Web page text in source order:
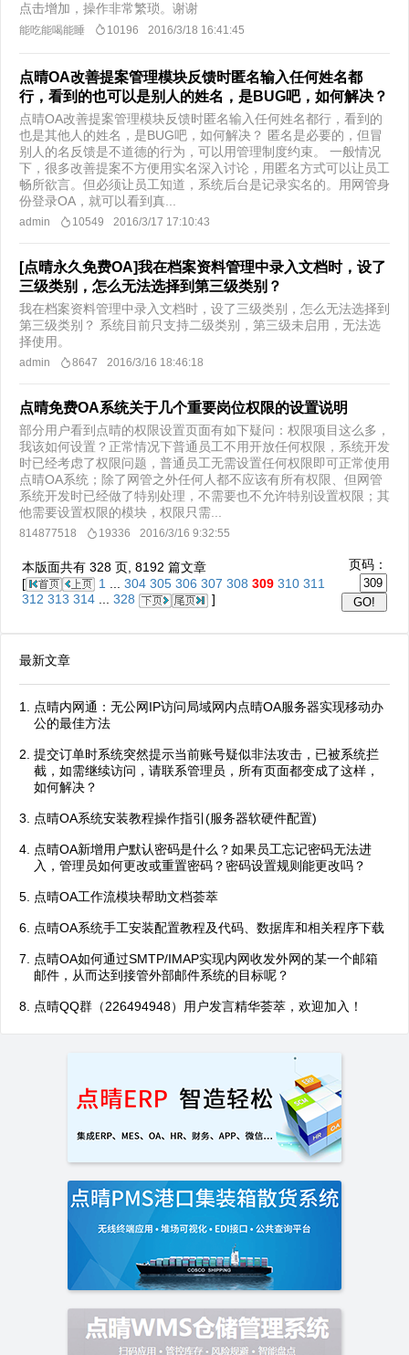
点击增加，操作非常繁琐。谢谢
能吃能喝能睡 10196 2016/3/18 16:41:45
点晴OA改善提案管理模块反馈时匿名输入任何姓名都
行，看到的也可以是别人的姓名，是BUG吧，如何解决？
点晴OA改善提案管理模块反馈时匿名输入任何姓名都行，看到的
也是其他人的姓名，是BUG吧，如何解决？ 匿名是必要的，但冒
别人的名反馈是不道德的行为，可以用管理制度约束。 一般情况
下，很多改善提案不方便用实名深入讨论，用匿名方式可以让员工
畅所欲言。但必须让员工知道，系统后台是记录实名的。用网管身
份登录OA，就可以看到真...
admin 10549 2016/3/17 17:10:43
[点晴永久免费OA]我在档案资料管理中录入文档时，设了
三级类别，怎么无法选择到第三级类别？
我在档案资料管理中录入文档时，设了三级类别，怎么无法选择到
第三级类别？ 系统目前只支持二级类别，第三级未启用，无法选
择使用。
admin 8647 2016/3/16 18:46:18
点晴免费OA系统关于几个重要岗位权限的设置说明
部分用户看到点晴的权限设置页面有如下疑问：权限项目这么多，
我该如何设置？正常情况下普通员工不用开放任何权限，系统开发
时已经考虑了权限问题，普通员工无需设置任何权限即可正常使用
点晴OA系统；除了网管之外任何人都不应该有所有权限、但网管
系统开发时已经做了特别处理，不需要也不允许特别设置权限；其
他需要设置权限的模块，权限只需...
814877518 19336 2016/3/16 9:32:55
本版面共有 328 页, 8192 篇文章
[
1 304 305 306 307 308 309 310 311
312 313 314 ... 328 ]
页码：
最新文章
点晴内网通：无公网IP访问局域网内点晴OA服务器实现移动办
公的最佳方法
提交订单时系统突然提示当前账号疑似非法攻击，已被系统拦
截，如需继续访问，请联系管理员，所有页面都变成了这样，
如何解决？
点晴OA系统安装教程操作指引(服务器软硬件配置)
点晴OA新增用户默认密码是什么？如果员工忘记密码无法进
入，管理员如何更改或重置密码？密码设置规则能更改吗？
点晴OA工作流模块帮助文档荟萃
点晴OA系统手工安装配置教程及代码、数据库和相关程序下载
点晴OA如何通过SMTP/IMAP实现内网收发外网的某一个邮箱
邮件，从而达到接管外部邮件系统的目标呢？
点晴QQ群（226494948）用户发言精华荟萃，欢迎加入！